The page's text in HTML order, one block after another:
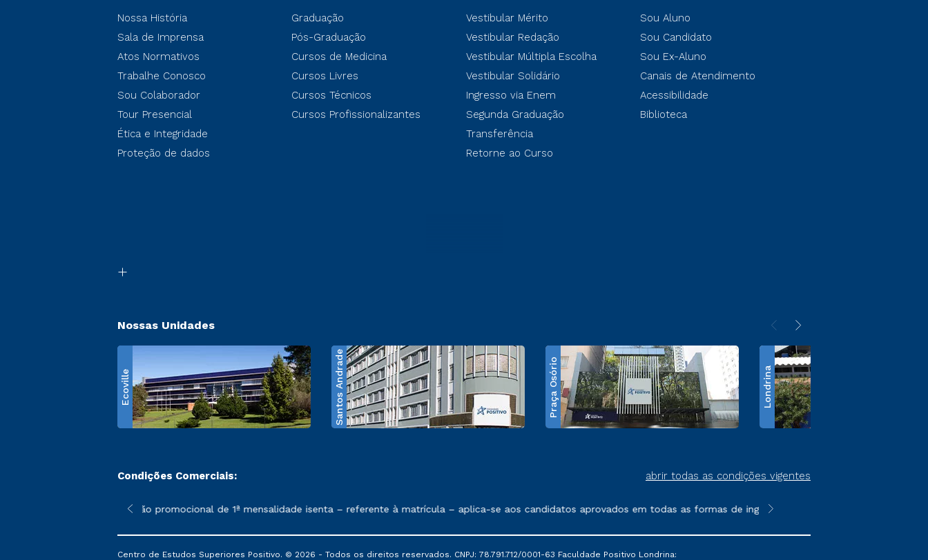
Nossa História
Sala de Imprensa
Atos Normativos
Trabalhe Conosco
Sou Colaborador
Tour Presencial
Ética e Integridade
Proteção de dados
Graduação
Pós-Graduação
Cursos de Medicina
Cursos Livres
Cursos Técnicos
Cursos Profissionalizantes
Vestibular Mérito
Vestibular Redação
Vestibular Múltipla Escolha
Vestibular Solidário
Ingresso via Enem
Segunda Graduação
Transferência
Retorne ao Curso
Sou Aluno
Sou Candidato
Sou Ex-Aluno
Canais de Atendimento
Acessibilidade
Biblioteca
Nossas Unidades
Ecoville Santos Andrade Praça Osório Londrina
Condições Comerciais: abrir todas as condições vigentes
sofrer alterações nos períodos de rematrícula conforme exposto no contrato de prestação de serviços
*A condição promocional de 1ª mensalidade isenta – referente à matrícula – aplica-se aos candidatos aprovados em todas as formas de ingresso, exceto na prova on-line
**Semipresencial é um formato do
Centro de Estudos Superiores Positivo. © 2026 - Todos os direitos reservados. CNPJ: 78.791.712/0001-63 Faculdade Positivo Londrina: